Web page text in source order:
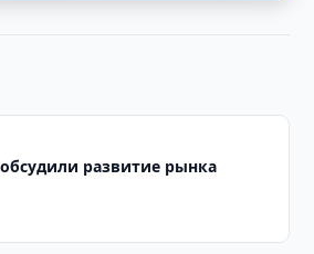
развитие рынка